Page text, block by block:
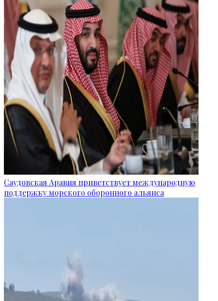
Саудовская Аравия приветствует международную
поддержку морского оборонного альянса